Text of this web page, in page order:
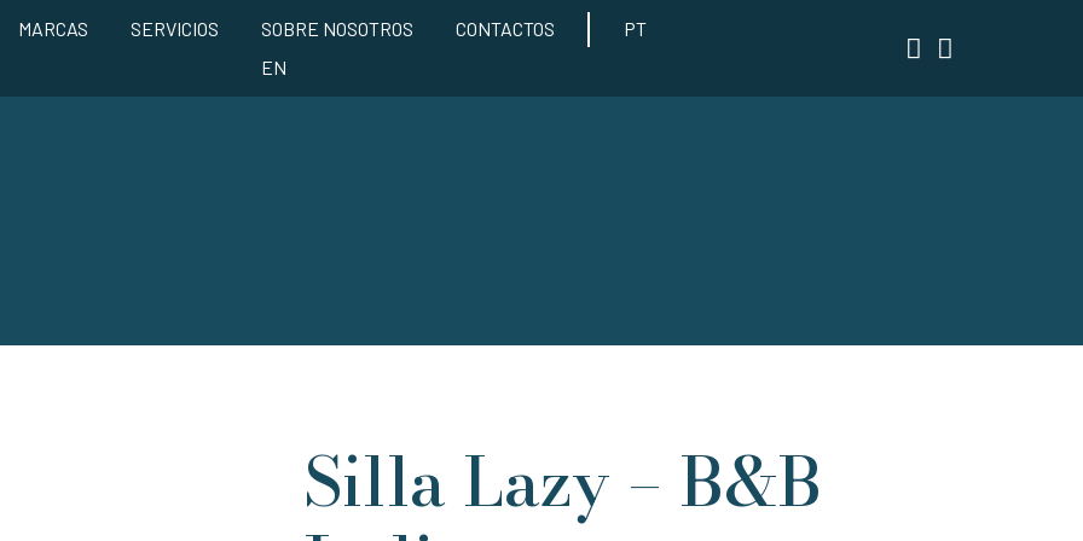
MARCAS SERVICIOS SOBRE NOSOTROS CONTACTOS
PT
EN
Silla Lazy – B&B